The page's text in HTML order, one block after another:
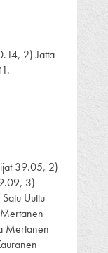
2) Jatta-
39.05, 2)
3)
Uuttu
Mertanen